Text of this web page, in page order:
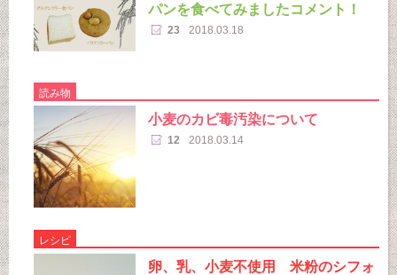
パンを食べてみましたコメント！
23 2018.03.18
読み物
小麦のカビ毒汚染について
12 2018.03.14
レシピ
卵、乳、小麦不使用 米粉のシフォ